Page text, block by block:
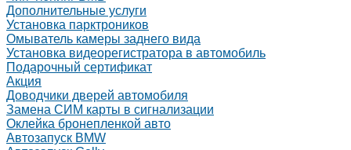
Дополнительные услуги
Установка парктроников
Омыватель камеры заднего вида
Установка видеорегистратора в автомобиль
Подарочный сертификат
Акция
Доводчики дверей автомобиля
Замена СИМ карты в сигнализации
Оклейка бронепленкой авто
Автозапуск BMW